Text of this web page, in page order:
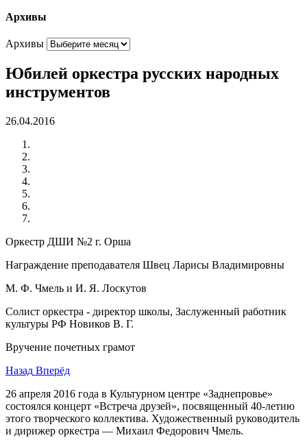
Архивы
Архивы
Юбилей оркестра русских народных
инструментов
26.04.2016
Оркестр ДШИ №2 г. Орша
Награждение преподавателя Швец Ларисы Владимировны
М. Ф. Чмель и И. Я. Лоскутов
Солист оркестра - директор школы, Заслуженный работник
культуры РФ Новиков В. Г.
Вручение почетных грамот
Назад Вперёд
26 апреля 2016 года в Культурном центре «Заднепровье»
состоялся концерт «Встреча друзей», посвященный 40-летию
этого творческого коллектива. Художественный руководитель
и дирижер оркестра — Михаил Федорович Чмель.